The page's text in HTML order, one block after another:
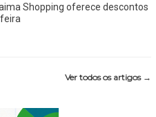
Shopping oferece descontos
Ver todos os artigos →